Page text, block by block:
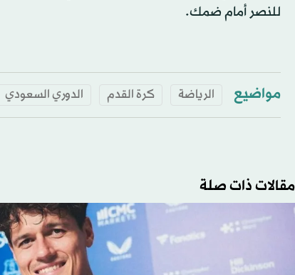
للنصر أمام ضمك.
مواضيع الرياضة كرة القدم الدوري السعودي
مقالات ذات صلة